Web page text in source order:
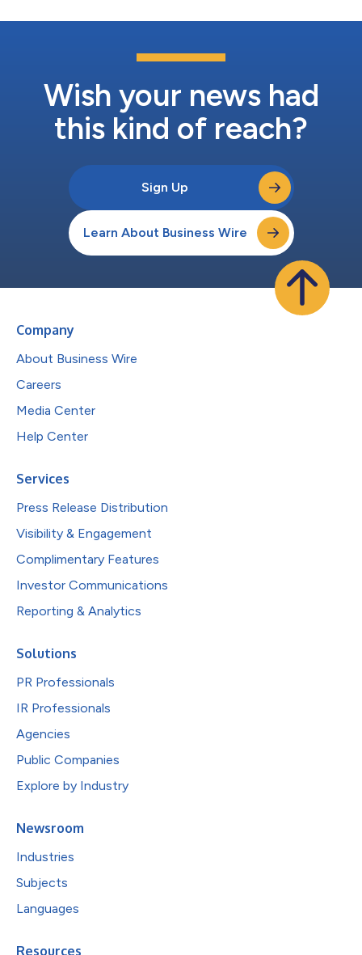
Wish your news had
this kind of reach?
Sign Up
Learn About Business Wire
Company
About Business Wire
Careers
Media Center
Help Center
Services
Press Release Distribution
Visibility & Engagement
Complimentary Features
Investor Communications
Reporting & Analytics
Solutions
PR Professionals
IR Professionals
Agencies
Public Companies
Explore by Industry
Newsroom
Industries
Subjects
Languages
Resources